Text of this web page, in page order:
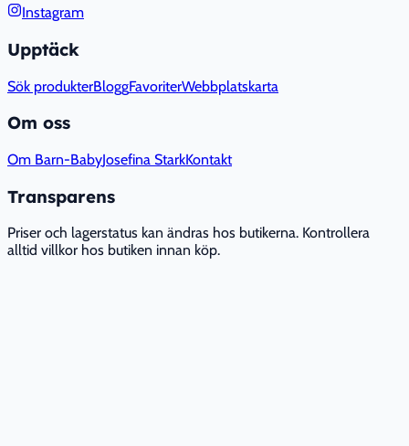
Instagram
Upptäck
Sök produkterBloggFavoriterWebbplatskarta
Om oss
Om Barn-BabyJosefina StarkKontakt
Transparens
Priser och lagerstatus kan ändras hos butikerna. Kontrollera
alltid villkor hos butiken innan köp.